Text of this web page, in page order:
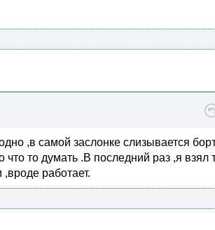
,в самой заслонке слизывается
то думать .В последний раз ,я взял
работает.